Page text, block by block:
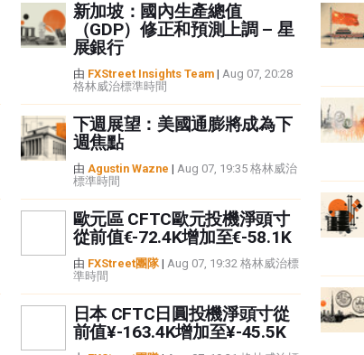
新加坡：國內生產總值
（GDP）修正和預測上調 – 星
展銀行
由 FXStreet Insights Team| Aug 07, 20:28
格林威治標準時間
下週展望：美國通膨將成為下
週焦點
由 Agustin Wazne | Aug 07, 19:35 格林威治
標準時間
歐元區 CFTC歐元投機淨頭寸
從前值€-72.4K增加至€-58.1K
由 FXStreet團隊| Aug 07, 19:32 格林威治標
準時間
日本 CFTC日圓投機淨頭寸從
前值¥-163.4K增加至¥-45.5K